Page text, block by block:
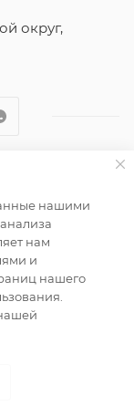
округ,
справочный
офертой
статьи 437
Федерации.
при
редакции и
нашими
нам
и
нашего